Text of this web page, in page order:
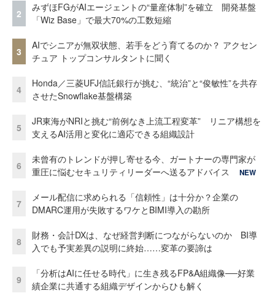
2
みずほFGがAIエージェントの“量産体制”を確立 開発基盤
「Wiz Base」で最大70%の工数短縮
3
AIでシニアが無双状態、若手をどう育てるのか？ アクセン
チュア トップコンサルタントに聞く
4
Honda／三菱UFJ信託銀行が挑む、“統治”と“俊敏性”を共存
させたSnowflake基盤構築
5
JR東海がNRIと挑む“前例なき上流工程変革” リニア構想を
支えるAI活用と変化に適応できる組織設計
6
未曾有のトレンドが押し寄せる今、ガートナーの専門家が
重圧に悩むセキュリティリーダーへ送るアドバイス
NEW
7
メール配信に求められる「信頼性」は十分か？企業の
DMARC運用が失敗するワケとBIMI導入の勘所
8
財務・会計DXは、なぜ経営判断につながらないのか BI導
入でも予実差異の説明に終始……変革の要諦は
9
「分析はAIに任せる時代」に生き残るFP&A組織像──好業
績企業に共通する組織デザインからひも解く